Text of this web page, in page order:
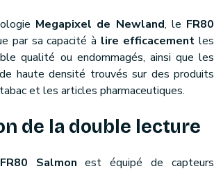
Megapixel de Newland, le FR80
par sa capacité à lire efficacement les
qualité ou endommagés, ainsi que les
de haute densité trouvés sur des produits
et les articles pharmaceutiques.
de la double lecture
Salmon est équipé de capteurs